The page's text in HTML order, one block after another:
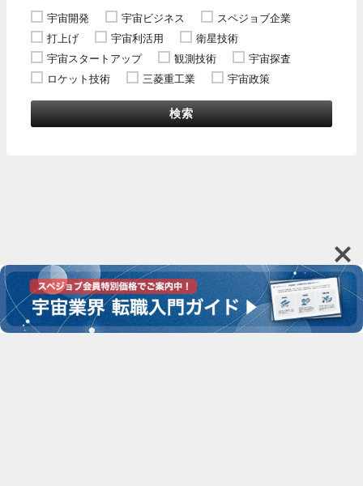
宇宙開発 宇宙ビジネス
スペジョブ企業
打上げ
宇宙利活用
衛星技術
宇宙スタートアップ
観測技術
宇宙探査
ロケット技術
三菱重工業 宇宙政策
検索